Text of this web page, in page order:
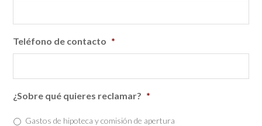
Teléfono de contacto *
¿Sobre qué quieres reclamar? *
Gastos de hipoteca y comisión de apertura